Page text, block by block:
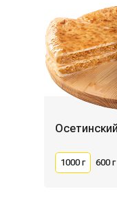
1000 г 600 г